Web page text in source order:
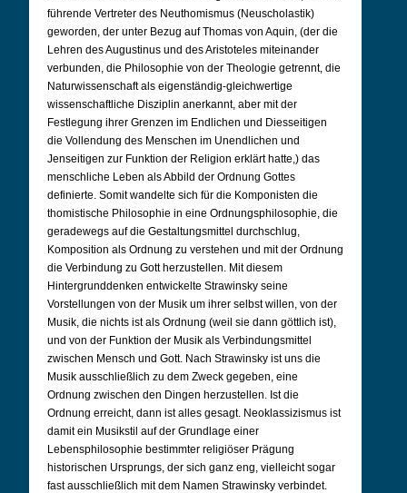
führende Vertreter des Neuthomismus (Neuscholastik)
geworden, der unter Bezug auf Thomas von Aquin, (der die
Lehren des Augustinus und des Aristoteles miteinander
verbunden, die Philosophie von der Theologie getrennt, die
Naturwissenschaft als eigenständig-gleichwertige
wissenschaftliche Disziplin anerkannt, aber mit der
Festlegung ihrer Grenzen im Endlichen und Diesseitigen
die Vollendung des Menschen im Unendlichen und
Jenseitigen zur Funktion der Religion erklärt hatte,) das
menschliche Leben als Abbild der Ordnung Gottes
definierte. Somit wandelte sich für die Komponisten die
thomistische Philosophie in eine Ordnungsphilosophie, die
geradewegs auf die Gestaltungsmittel durchschlug,
Komposition als Ordnung zu verstehen und mit der Ordnung
die Verbindung zu Gott herzustellen. Mit diesem
Hintergrunddenken entwickelte Strawinsky seine
Vorstellungen von der Musik um ihrer selbst willen, von der
Musik, die nichts ist als Ordnung (weil sie dann göttlich ist),
und von der Funktion der Musik als Verbindungsmittel
zwischen Mensch und Gott. Nach Strawinsky ist uns die
Musik ausschließlich zu dem Zweck gegeben, eine
Ordnung zwischen den Dingen herzustellen. Ist die
Ordnung erreicht, dann ist alles gesagt. Neoklassizismus ist
damit ein Musikstil auf der Grundlage einer
Lebensphilosophie bestimmter religiöser Prägung
historischen Ursprungs, der sich ganz eng, vielleicht sogar
fast ausschließlich mit dem Namen Strawinsky verbindet.